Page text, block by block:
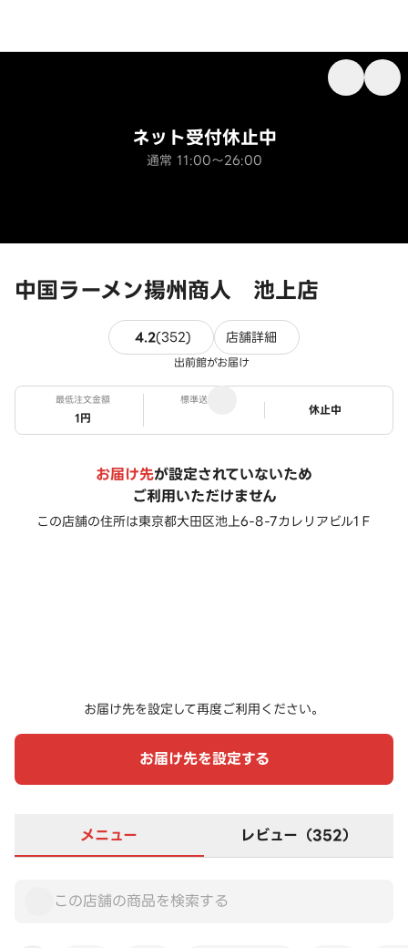
中国ラーメン揚州商人 池上店
ネット受付休止中
通常 11:00～26:00
4.2(352) 352件のレビュー
店舗詳細
出前館がお届け
最低注文金額
1円
標準送料
ステータス
休止中
お届け先が設定されていないため
ご利用いただけません
この店舗の住所は東京都大田区池上6-8-7カレリアビル1Ｆ
お届け先を設定して再度ご利用ください。
お届け先を設定する
メニュー レビュー（352）